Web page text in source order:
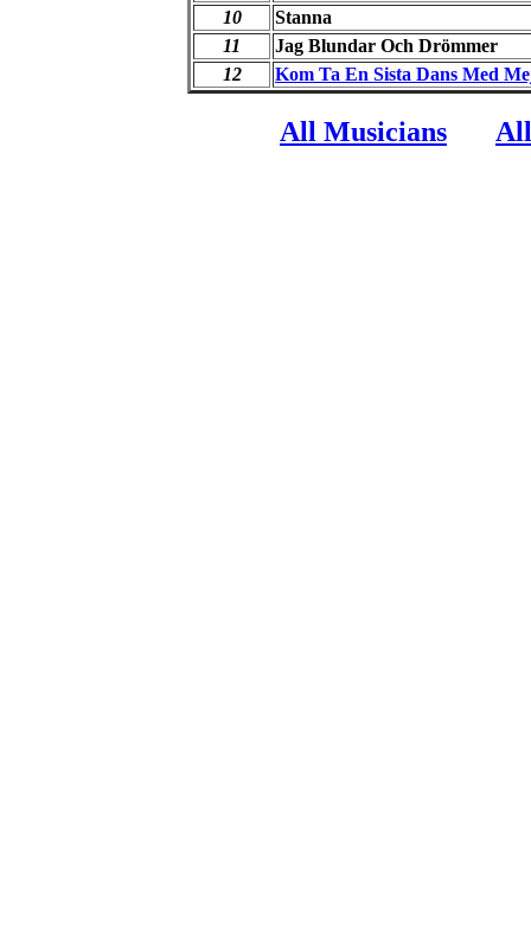
10
Stanna
11
Jag Blundar Och Drömmer
12
Kom Ta En Sista Dans Med
All Musicians